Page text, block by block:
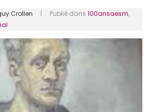
Crollen | Publié dans 100ansaesm,